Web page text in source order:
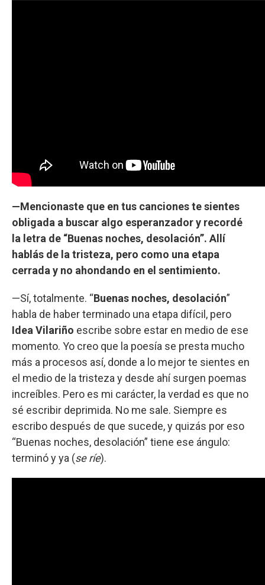
—Mencionaste que en tus canciones te sientes
obligada a buscar algo esperanzador y recordé
la letra de “Buenas noches, desolación”. Allí
hablás de la tristeza, pero como una etapa
cerrada y no ahondando en el sentimiento.
—Sí, totalmente. “Buenas noches, desolación”
habla de haber terminado una etapa difícil, pero
Idea Vilariño escribe sobre estar en medio de ese
momento. Yo creo que la poesía se presta mucho
más a procesos así, donde a lo mejor te sientes en
el medio de la tristeza y desde ahí surgen poemas
increíbles. Pero es mi carácter, la verdad es que no
sé escribir deprimida. No me sale. Siempre es
escribo después de que sucede, y quizás por eso
“Buenas noches, desolación” tiene ese ángulo:
terminó y ya (se ríe).